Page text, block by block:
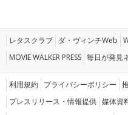
レタスクラブ ダ・ヴィンチWeb
MOVIE WALKER PRESS 毎日が発見
利用規約 プライバシーポリシー
プレスリリース・情報提供 媒体資